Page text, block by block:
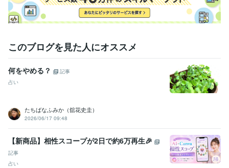
＝ココナラブログ＝
エッセー色を解き放ち、
私・虎紫志織の『人＆なり』を　余すことなく知ってもらいたく
受賞歴
あすたいむ倶楽部　　ＬＧＢＴ体験談 あすたいむ倶楽部　　Ｌ
ＧＢＴ体験談
あすたいむ倶楽部　　ＬＧＢＴ体験談
ごぶごぶファ
ココナラ　初出品 ココナ
ココナラ　初めての御購入者様 コ
得意分野
悩み相談・カウンセリング お話を聞きます。
悩み事 専門性不可
悩み相談・カウンセリング 「性同一性障害」に関する体験談
性同一性障害
このブログを見た人にオススメ
何をやめる？
記事
占い
たちばなふみか（舘花史圭）
2026/06/17 09:48
【新商品】相性スコープが2日で約6万再生🎉
記事
占い